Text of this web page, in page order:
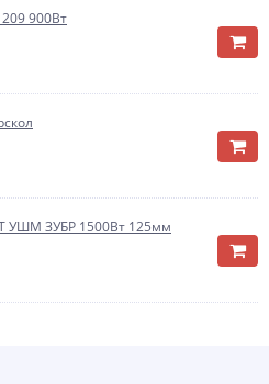
900Вт
УШМ ЗУБР 1500Вт 125мм